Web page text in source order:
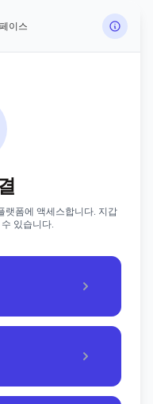
이스
랫폼에 액세스합니다. 지갑
있습니다.